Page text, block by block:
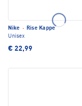
Nike · Rise Kappe
Unisex
€ 22,99